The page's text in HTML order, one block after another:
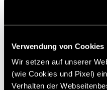
Verwendung von Cookies
Wir setzen auf unserer
(wie Cookies und Pixel)
Verhalten der
* Hymer originaltillbehör
utan kan endast beställas
återförsäljare. Bilder kan